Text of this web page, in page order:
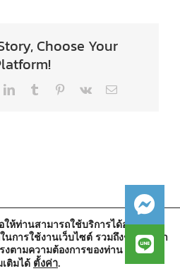
Choose Your
LinkedInTumblr Pinterest
Vk Email
รบริหารส่วนตำบลวัดตูม
ครศรีอยุธยา จังหวัดพระนครศรีอยุธยา
13000
ให้ท่านสามารถใช้บริการได้อย่างต่อ
การใช้งานเว็บไซต์ รวมถึงช่วยให้เรา
งตามความต้องการของท่าน โดย
ติมได้ ตั้งค่า.